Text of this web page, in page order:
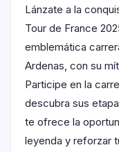
Lánzate a la
Tour de France
emblemática
Ardenas, con su
Participe en la
descubra sus
te ofrece la
leyenda y reforzar